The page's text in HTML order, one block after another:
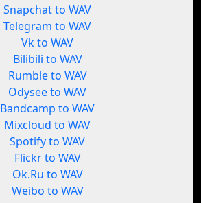
Snapchat to WAV
Telegram to WAV
Vk to WAV
Bilibili to WAV
Rumble to WAV
Odysee to WAV
Bandcamp to WAV
Mixcloud to WAV
Spotify to WAV
Flickr to WAV
Ok.Ru to WAV
Weibo to WAV